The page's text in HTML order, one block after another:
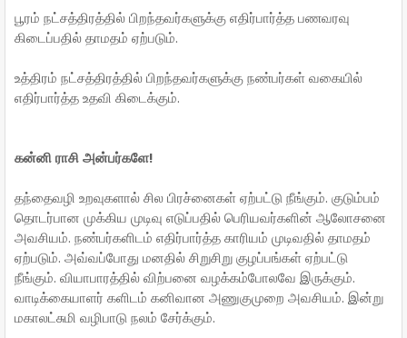
பூரம் நட்சத்திரத்தில் பிறந்தவர்களுக்கு எதிர்பார்த்த பணவரவு
கிடைப்பதில் தாமதம் ஏற்படும்.
உத்திரம் நட்சத்திரத்தில் பிறந்தவர்களுக்கு நண்பர்கள் வகையில்
எதிர்பார்த்த உதவி கிடைக்கும்.
கன்னி ராசி அன்பர்களே!
தந்தைவழி உறவுகளால் சில பிரச்னைகள் ஏற்பட்டு நீங்கும். குடும்பம்
தொடர்பான முக்கிய முடிவு எடுப்பதில் பெரியவர்களின் ஆலோசனை
அவசியம். நண்பர்களிடம் எதிர்பார்த்த காரியம் முடிவதில் தாமதம்
ஏற்படும். அவ்வப்போது மனதில் சிறுசிறு குழப்பங்கள் ஏற்பட்டு
நீங்கும். வியாபாரத்தில் விற்பனை வழக்கம்போலவே இருக்கும்.
வாடிக்கையாளர் களிடம் கனிவான அணுகுமுறை அவசியம். இன்று
மகாலட்சுமி வழிபாடு நலம் சேர்க்கும்.